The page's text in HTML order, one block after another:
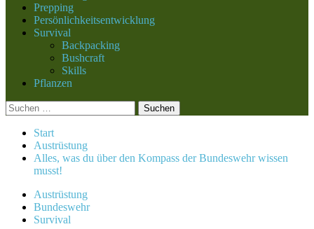
Prepping
Persönlichkeitsentwicklung
Survival
Backpacking
Bushcraft
Skills
Pflanzen
Suchen
nach:
Start
Austrüstung
Alles, was du über den Kompass der Bundeswehr wissen
musst!
Austrüstung
Bundeswehr
Survival